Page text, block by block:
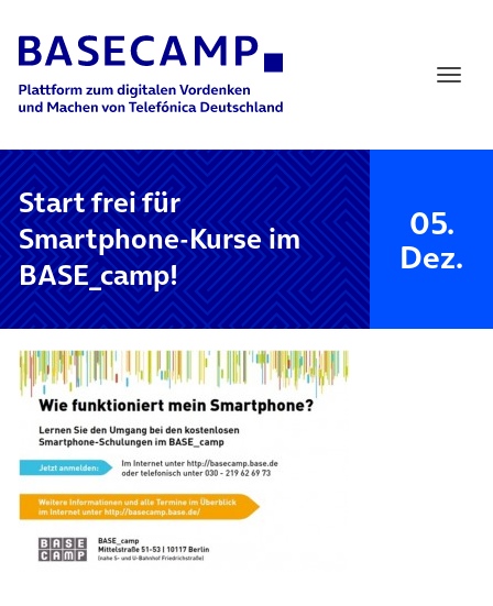
Main Navigation
Start frei für
Smartphone-Kurse im
BASE_camp!
05.
Dez.